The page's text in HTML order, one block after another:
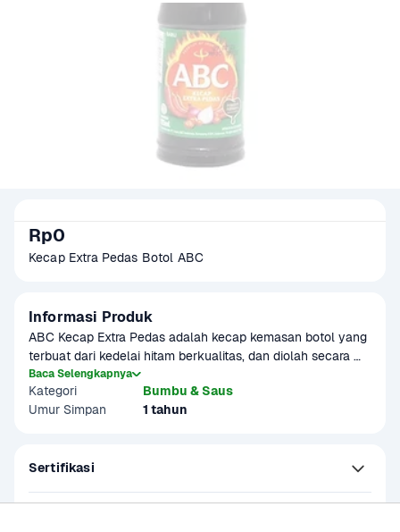
Rp0
Kecap Extra Pedas Botol ABC
Informasi Produk
ABC Kecap Extra Pedas adalah kecap kemasan botol yang
terbuat dari kedelai hitam berkualitas, dan diolah secara
higienis sehingga menghasilkan citarasa pedas manis yang
nikmat. Cocok sebagai tambahan bumbu pada berbagai
masakan.
Baca Selengkapnya
Kategori
Bumbu & Saus
Umur Simpan
1 tahun
Sertifikasi